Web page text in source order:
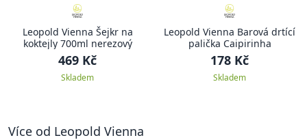
Leopold Vienna Šejkr na
koktejly 700ml nerezový
469 Kč
Skladem
Leopold Vienna Barová drtící
palička Caipirinha
178 Kč
Skladem
Více od Leopold Vienna